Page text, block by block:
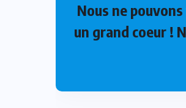
Nous ne
un grand coeur !